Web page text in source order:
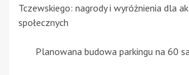
Reading
Tczewskiego: nagrody i wyróżnienia dla
społecznych
Planowana budowa parkingu na 60